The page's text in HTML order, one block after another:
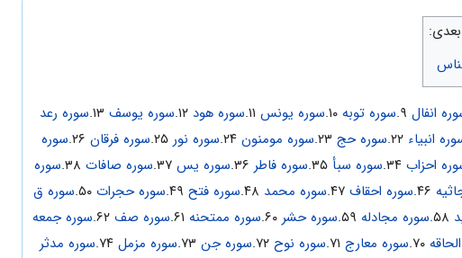
انفال سوره توبه ۱۰. سوره یونس سوره هود ۱۲. سوره یوسف
سوره رعد
انبیاء سوره حج سوره مومنون سوره نور سوره فرقان
سوره
احزاب ۳۴. سوره سبأ ۳۵. سوره فاطر سوره یس ۳۷. سوره صافات
سوره
سوره احقاف ۴۷. سوره محمد سوره فتح سوره حجرات ۵۰.
سوره ق
سوره مجادله سوره حشر سوره ممتحنه سوره صف
سوره جمعه
سوره معارج سوره نوح سوره جن سوره مزمل
سوره مدثر